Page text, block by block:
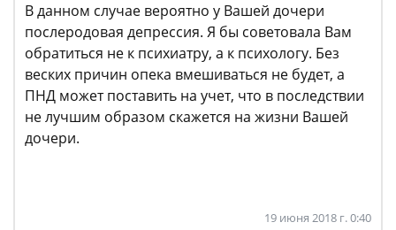
В данном случае вероятно у Вашей дочери
послеродовая депрессия. Я бы советовала Вам
обратиться не к психиатру, а к психологу. Без
веских причин опека вмешиваться не будет, а
ПНД может поставить на учет, что в последствии
не лучшим образом скажется на жизни Вашей
дочери.
19 июня 2018 г. 0:40